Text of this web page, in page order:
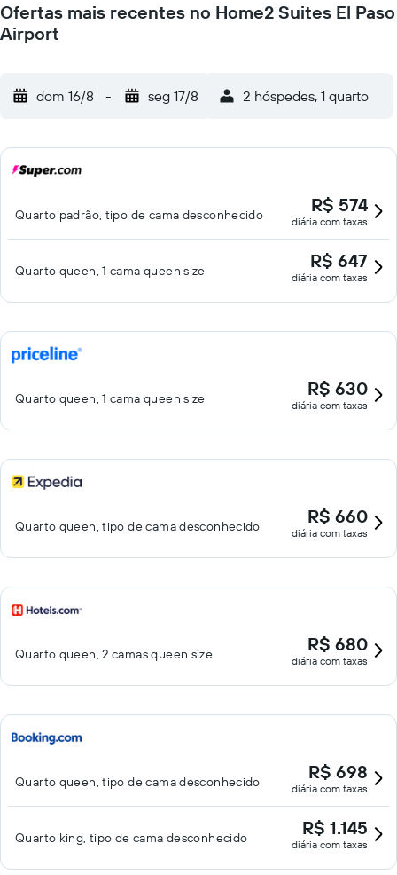
Ofertas mais recentes no Home2 Suites El Paso
Airport
dom 16/8 - seg 17/8 2 hóspedes, 1 quarto
Quarto padrão, tipo de cama desconhecido R$ 574
diária com taxas
Quarto queen, 1 cama queen size R$ 647
diária com taxas
Quarto queen, 1 cama queen size R$ 630
diária com taxas
Quarto queen, tipo de cama desconhecido R$ 660
diária com taxas
Quarto queen, 2 camas queen size R$ 680
diária com taxas
Quarto queen, tipo de cama desconhecido R$ 698
diária com taxas
Quarto king, tipo de cama desconhecido R$ 1.145
diária com taxas